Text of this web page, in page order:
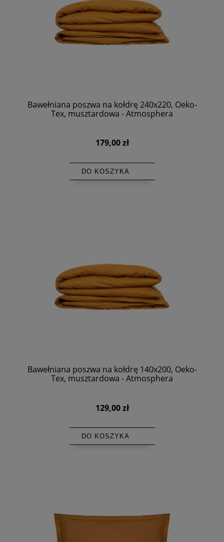
Bawełniana poszwa na kołdrę 240x220, Oeko-
Tex, musztardowa - Atmosphera
179,00 zł
DO KOSZYKA
Bawełniana poszwa na kołdrę 140x200, Oeko-
Tex, musztardowa - Atmosphera
129,00 zł
DO KOSZYKA